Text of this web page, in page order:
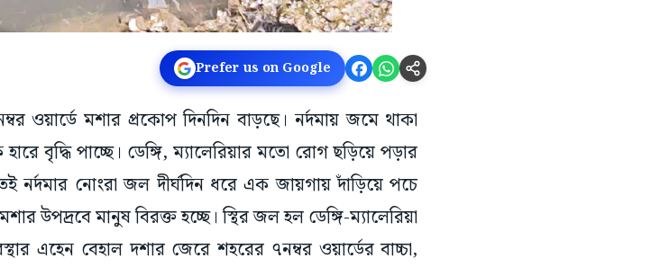
Prefer us on Google
ওয়ার্ডে মশার প্রকোপ দিনদিন বাড়ছে। নর্দমায় জমে থাকা
বৃদ্ধি পাচ্ছে। ডেঙ্গি, ম্যালেরিয়ার মতো রোগ ছড়িয়ে পড়ার
নর্দমার নোংরা জল দীর্ঘদিন ধরে এক জায়গায় দাঁড়িয়ে পচে
উপদ্রবে মানুষ বিরক্ত হচ্ছে। স্থির জল হল ডেঙ্গি-ম্যালেরিয়া
এহেন বেহাল দশার জেরে শহরের ৭নম্বর ওয়ার্ডের বাচ্চা,